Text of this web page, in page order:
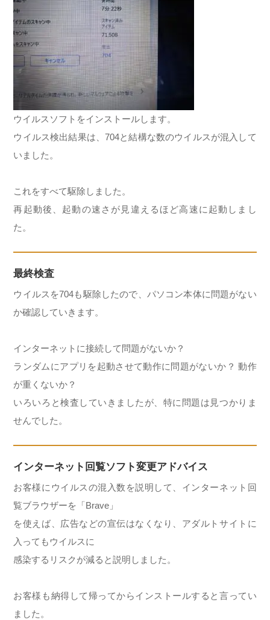
ウイルスソフトをインストールします。
ウイルス検出結果は、704と結構な数のウイルスが混入して
いました。
これをすべて駆除しました。
再起動後、起動の速さが見違えるほど高速に起動しまし
た。
最終検査
ウイルスを704も駆除したので、パソコン本体に問題がない
か確認していきます。
インターネットに接続して問題がないか？
ランダムにアプリを起動させて動作に問題がないか？ 動作
が重くないか？
いろいろと検査していきましたが、特に問題は見つかりま
せんでした。
インターネット回覧ソフト変更アドバイス
お客様にウイルスの混入数を説明して、インターネット回
覧ブラウザーを「Brave」
を使えば、広告などの宣伝はなくなり、アダルトサイトに
入ってもウイルスに
感染するリスクが減ると説明しました。
お客様も納得して帰ってからインストールすると言ってい
ました。